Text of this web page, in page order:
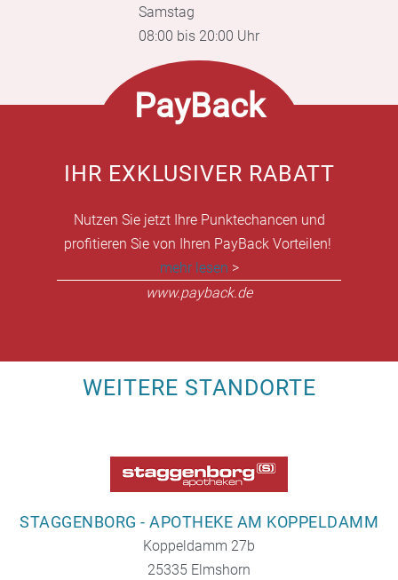
Samstag
08:00 bis 20:00 Uhr
PayBack
IHR EXKLUSIVER RABATT
Nutzen Sie jetzt Ihre Punktechancen und
profitieren Sie von Ihren PayBack Vorteilen!
mehr lesen >
www.payback.de
WEITERE STANDORTE
STAGGENBORG - APOTHEKE AM KOPPELDAMM
Koppeldamm 27b
25335 Elmshorn